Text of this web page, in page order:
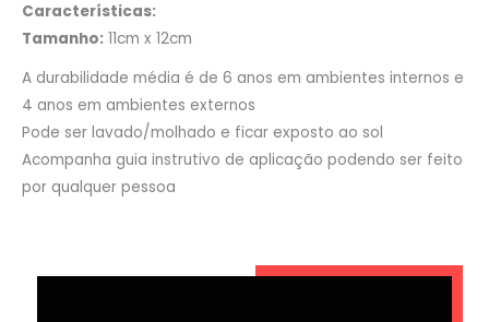
Características:
Tamanho: 11cm x 12cm
A durabilidade média é de 6 anos em ambientes internos e
4 anos em ambientes externos
Pode ser lavado/molhado e ficar exposto ao sol
Acompanha guia instrutivo de aplicação podendo ser feito
por qualquer pessoa